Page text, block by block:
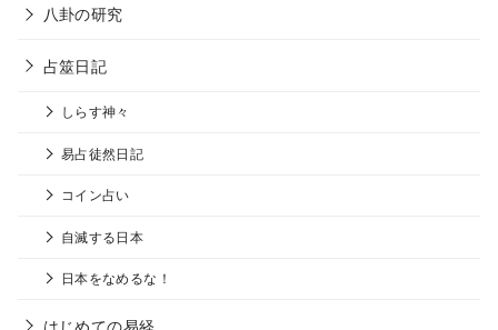
八卦の研究
占筮日記
しらす神々
易占徒然日記
コイン占い
自滅する日本
日本をなめるな！
はじめての易経